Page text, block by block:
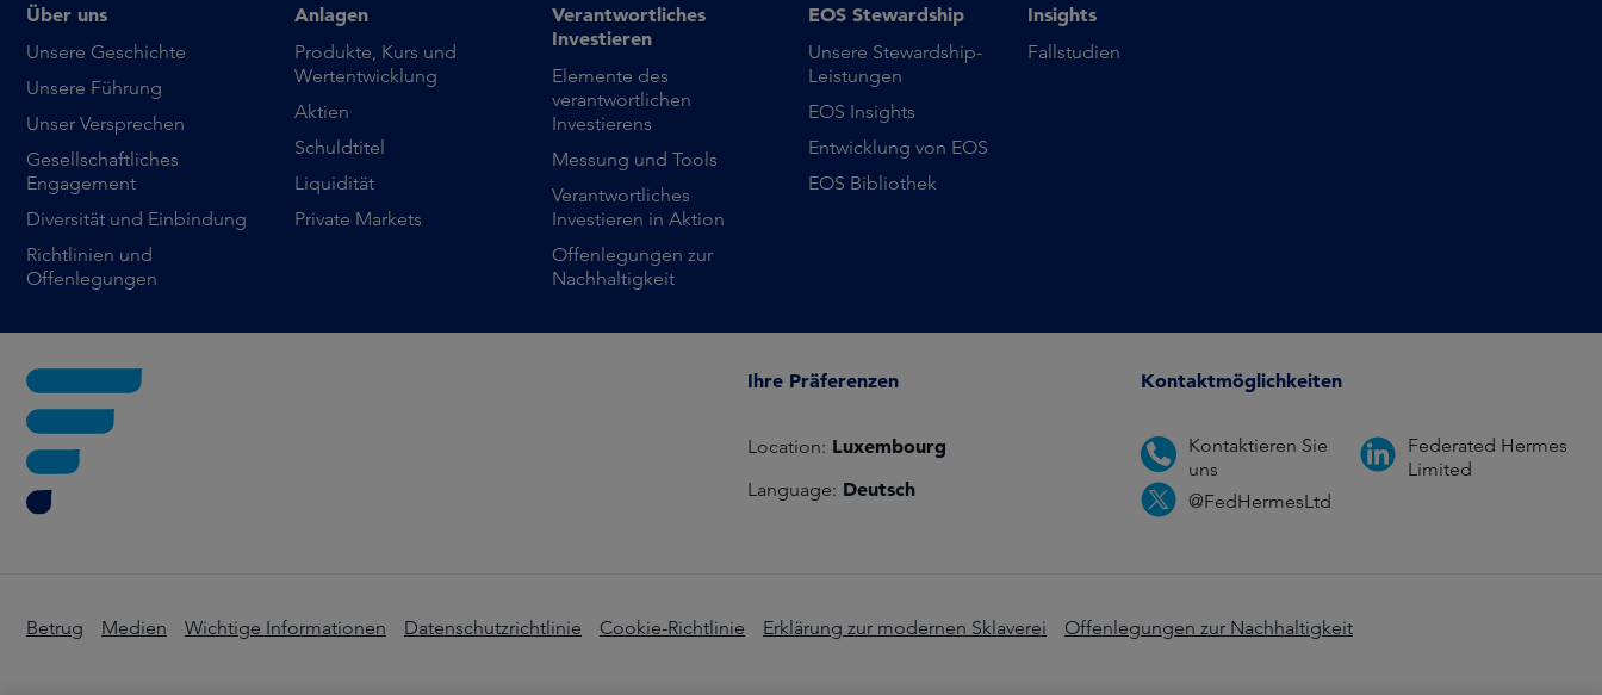
Über uns
Unsere Geschichte
Unsere Führung
Unser Versprechen
Gesellschaftliches
Engagement
Diversität und Einbindung
Richtlinien und
Offenlegungen
Anlagen
Produkte, Kurs und
Wertentwicklung
Aktien
Schuldtitel
Liquidität
Private Markets
Verantwortliches
Investieren
Elemente des
verantwortlichen
Investierens
Messung und Tools
Verantwortliches
Investieren in Aktion
Offenlegungen zur
Nachhaltigkeit
EOS Stewardship
Unsere Stewardship-
Leistungen
EOS Insights
Entwicklung von EOS
EOS Bibliothek
Insights
Fallstudien
Ihre Präferenzen
Location: Luxembourg
Language: Deutsch
Kontaktmöglichkeiten
Kontaktieren Sie
uns
Federated Hermes
Limited
@FedHermesLtd
Betrug Medien Wichtige Informationen Datenschutzrichtlinie Cookie-Richtlinie Erklärung zur modernen Sklaverei Offenlegungen zur Nachhaltigkeit